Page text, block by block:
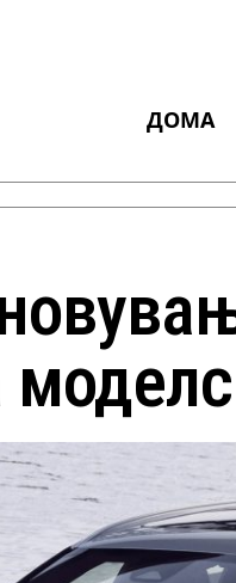
ДОМА